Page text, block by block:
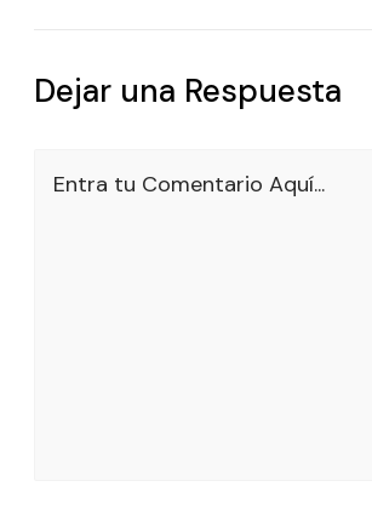
Dejar una Respuesta
Entra tu Comentario Aquí...